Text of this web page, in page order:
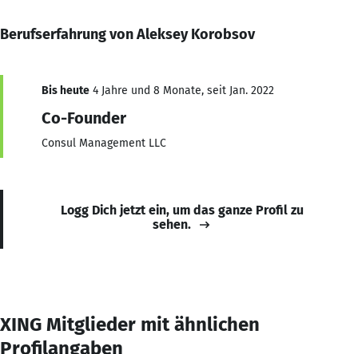
Berufserfahrung von Aleksey Korobsov
Bis heute 4 Jahre und 8 Monate, seit Jan. 2022
Co-Founder
Consul Management LLC
Logg Dich jetzt ein, um das ganze Profil zu
sehen.
XING Mitglieder mit ähnlichen
Profilangaben